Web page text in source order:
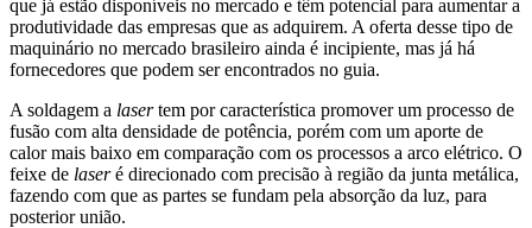
que já estão disponíveis no mercado e têm potencial para aumentar a
produtividade das empresas que as adquirem. A oferta desse tipo de
maquinário no mercado brasileiro ainda é incipiente, mas já há
fornecedores que podem ser encontrados no guia.
A soldagem a lasertem por característica promover um processo de
fusão com alta densidade de potência, porém com um aporte de
calor mais baixo em comparação com os processos a arco elétrico. O
feixe de laseré direcionado com precisão à região da junta metálica,
fazendo com que as partes se fundam pela absorção da luz, para
posterior união.